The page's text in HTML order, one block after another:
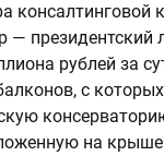
консалтинговой
— президентский
рублей за
с
на крыше